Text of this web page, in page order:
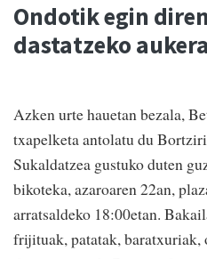
Ondotik egin
dastatzeko
Azken urte hauetan bezala,
txapelketa antolatu du
Sukaldatzea gustuko duten
bikoteka, azaroaren 22an,
arratsaldeko 18:00etan.
frijituak, patatak, baratxuriak,